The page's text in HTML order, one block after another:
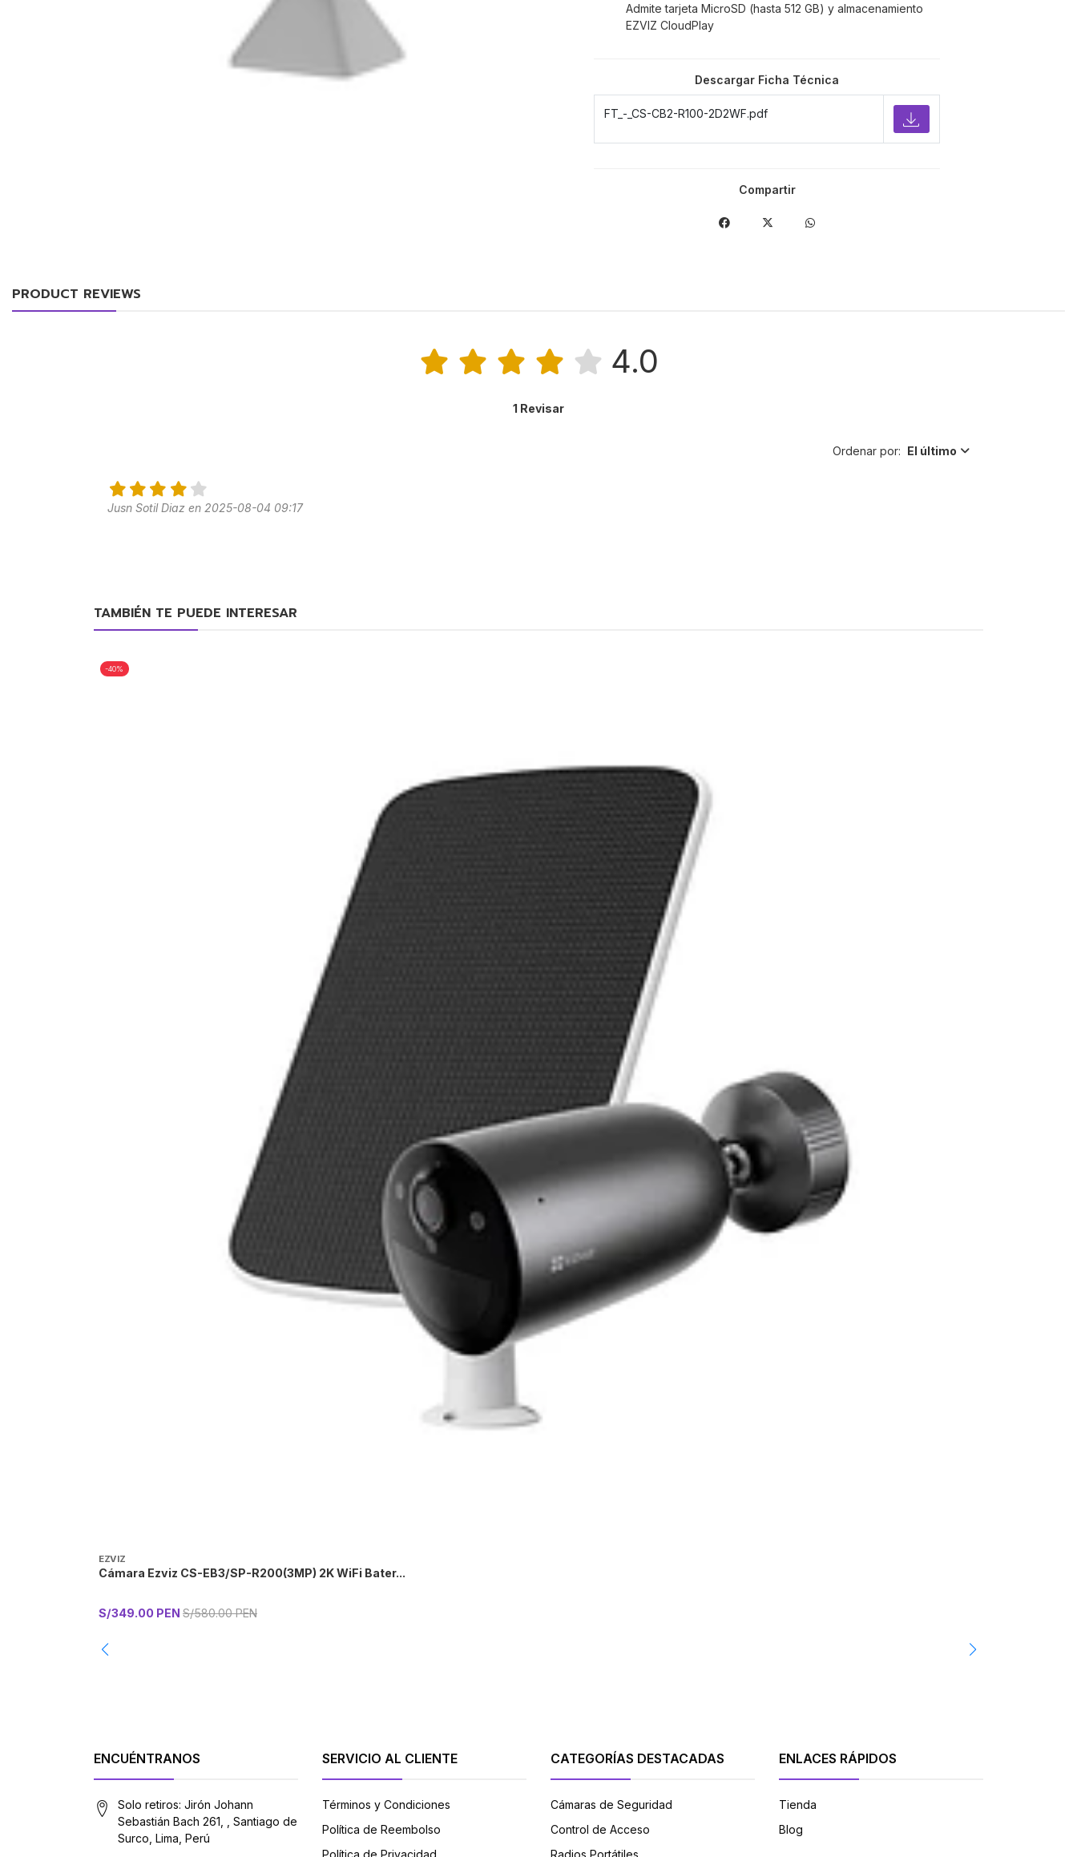
Admite tarjeta MicroSD (hasta 512 GB) y almacenamiento
EZVIZ CloudPlay
Descargar Ficha Técnica
FT_-_CS-CB2-R100-2D2WF.pdf
Compartir
PRODUCT REVIEWS
4.0
1 Revisar
Ordenar por: El último
Jusn Sotil Diaz en 2025-08-04 09:17
TAMBIÉN TE PUEDE INTERESAR
-40%
EZVIZ
Cámara Ezviz CS-EB3/SP-R200(3MP) 2K WiFi Bater...
-
S/349.00 PEN S/580.00 PEN
ENCUÉNTRANOS
Solo retiros: Jirón Johann
Sebastián Bach 261, , Santiago de
Surco, Lima, Perú
SERVICIO AL CLIENTE
Términos y Condiciones
Política de Reembolso
Política de Privacidad
CATEGORÍAS DESTACADAS
Cámaras de Seguridad
Control de Acceso
Radios Portátiles
ENLACES RÁPIDOS
Tienda
Blog